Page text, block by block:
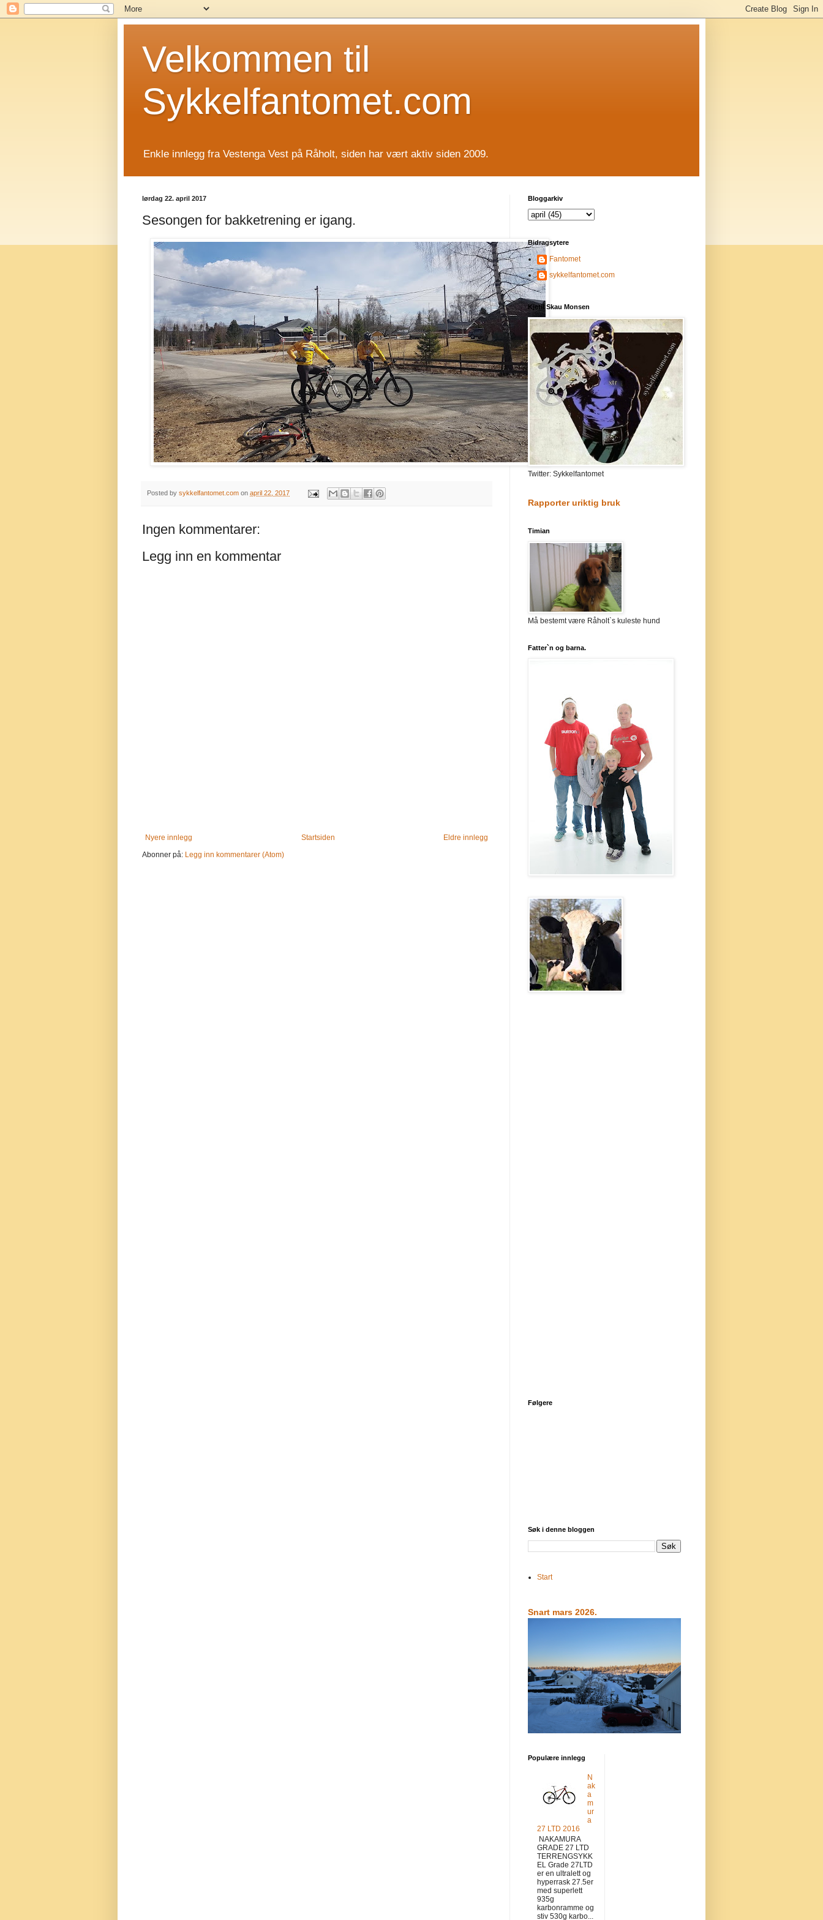
Velkommen til
Sykkelfantomet.com
Enkle innlegg fra Vestenga Vest på Råholt, siden har vært aktiv siden 2009.
lørdag 22. april 2017
Sesongen for bakketrening er igang.
Posted by sykkelfantomet.com on april 22, 2017
Ingen kommentarer:
Legg inn en kommentar
Nyere innlegg Eldre innlegg
Startsiden
Abonner på: Legg inn kommentarer (Atom)
Bloggarkiv
Bidragsytere
Fantomet
sykkelfantomet.com
Kjetil Skau Monsen
Twitter: Sykkelfantomet
Rapporter uriktig bruk
Timian
Må bestemt være Råholt`s kuleste hund
Fatter`n og barna.
Følgere
Søk i denne bloggen
Start
Snart mars 2026.
Populære innlegg
N
ak
a
m
ur
a
27 LTD 2016
NAKAMURA
GRADE 27 LTD
TERRENGSYKK
EL Grade 27LTD
er en ultralett og
hyperrask 27.5er
med superlett
935g
karbonramme og
stiv 530g karbo...